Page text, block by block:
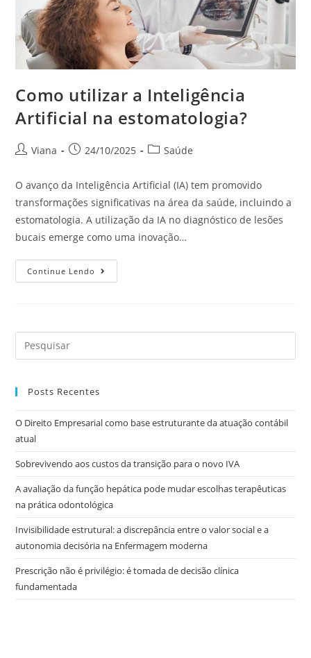
Como utilizar a Inteligência
Artificial na estomatologia?
Viana 24/10/2025 Saúde
O avanço da Inteligência Artificial (IA) tem promovido
transformações significativas na área da saúde, incluindo a
estomatologia. A utilização da IA no diagnóstico de lesões
bucais emerge como uma inovação…
Continue Lendo
Posts Recentes
O Direito Empresarial como base estruturante da atuação contábil
atual
Sobrevivendo aos custos da transição para o novo IVA
A avaliação da função hepática pode mudar escolhas terapêuticas
na prática odontológica
Invisibilidade estrutural: a discrepância entre o valor social e a
autonomia decisória na Enfermagem moderna
Prescrição não é privilégio: é tomada de decisão clínica
fundamentada